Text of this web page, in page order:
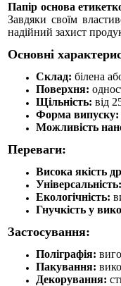
Папір основа
Завдяки своїм
надійний захист
Основні
Склад: білена
Поверхня:
Щільність: від
Форма випуску:
Можливість
Переваги:
Висока якість
Універсальність:
Екологічність:
Гнучкість у
Застосування:
Поліграфія:
Пакування:
Декорування: